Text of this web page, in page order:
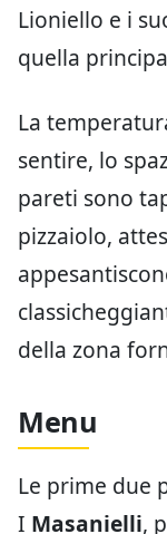
Lioniello e i
quella
La
sentire, lo
pareti sono
pizzaiolo,
della zona
Menu
Le prime due
I Masanielli,